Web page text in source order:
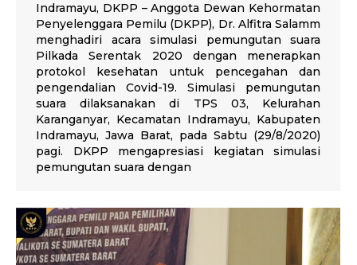
Indramayu, DKPP – Anggota Dewan Kehormatan
Penyelenggara Pemilu (DKPP), Dr. Alfitra Salamm
menghadiri acara simulasi pemungutan suara
Pilkada Serentak 2020 dengan menerapkan
protokol kesehatan untuk pencegahan dan
pengendalian Covid-19. Simulasi pemungutan
suara dilaksanakan di TPS 03, Kelurahan
Karanganyar, Kecamatan Indramayu, Kabupaten
Indramayu, Jawa Barat, pada Sabtu (29/8/2020)
pagi. DKPP mengapresiasi kegiatan simulasi
pemungutan suara dengan